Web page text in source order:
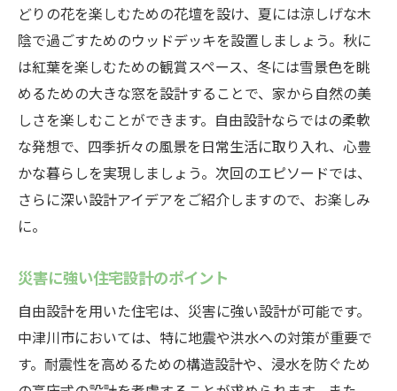
どりの花を楽しむための花壇を設け、夏には涼しげな木
陰で過ごすためのウッドデッキを設置しましょう。秋に
は紅葉を楽しむための観賞スペース、冬には雪景色を眺
めるための大きな窓を設計することで、家から自然の美
しさを楽しむことができます。自由設計ならではの柔軟
な発想で、四季折々の風景を日常生活に取り入れ、心豊
かな暮らしを実現しましょう。次回のエピソードでは、
さらに深い設計アイデアをご紹介しますので、お楽しみ
に。
災害に強い住宅設計のポイント
自由設計を用いた住宅は、災害に強い設計が可能です。
中津川市においては、特に地震や洪水への対策が重要で
す。耐震性を高めるための構造設計や、浸水を防ぐため